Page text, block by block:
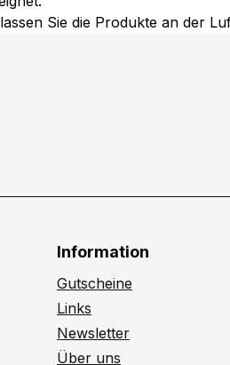
Sie die Produkte an der
Information
Gutscheine
Links
Newsletter
Über uns